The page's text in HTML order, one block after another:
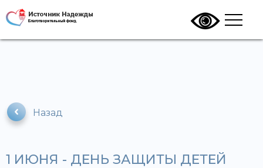
Назад
1 ИЮНЯ - ДЕНЬ ЗАЩИТЫ ДЕТЕЙ